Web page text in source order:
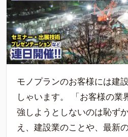
モノプランのお客様には建
しゃいます。 「お客様の業
強しようとしないのは恥ず
え、建設業のことや、最新